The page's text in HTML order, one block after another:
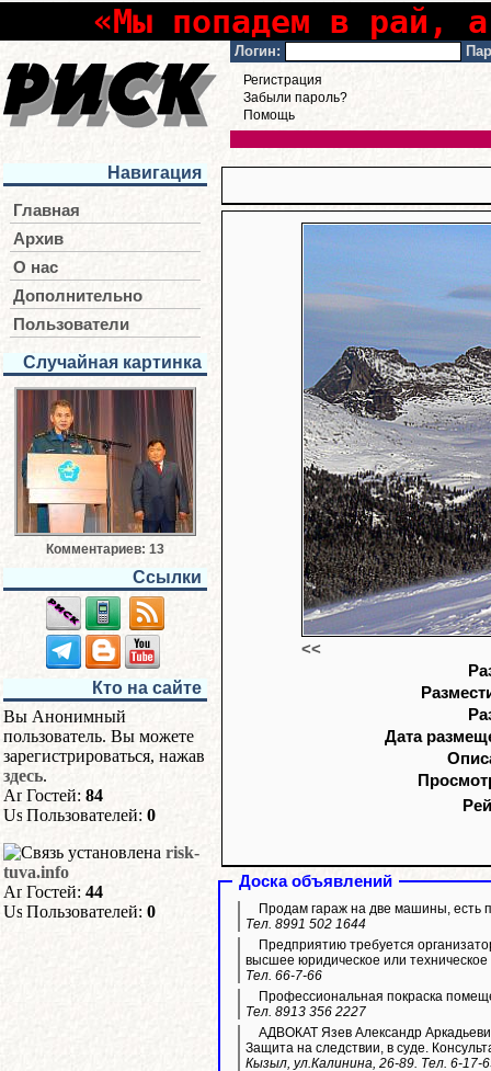
«Мы попадем в рай,
Логин:
Регистрация
Забыли пароль?
Помощь
Навигация
Главная
Архив
О нас
Дополнительно
Пользователи
Случайная картинка
Комментариев: 13
Ссылки
Кто на сайте
Вы Анонимный
пользователь. Вы можете
зарегистрироваться, нажав
здесь.
Гостей: 84
Пользователей: 0
risk-
tuva.info
Гостей: 44
Пользователей: 0
<<
Дата
Доска объявлений
Продам гараж на две машины, есть
Тел. 8991 502 1644
Предприятию требуется
высшее юридическое или
Тел. 66-7-66
Профессиональная покраска
Тел. 8913 356 2227
АДВОКАТ Язев Александр
Защита на следствии, в суде.
Кызыл, ул.Калинина, 26-89. Тел. 6-17-